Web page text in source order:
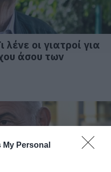
Personal
οι γιατροί για
άσου των